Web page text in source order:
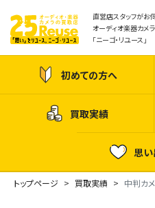
直営店スタッフがお
オーディオ楽器カメ
「ニーゴ・リユース」
初めての方へ
買取実績
思い
トップページ 買取実績 中判カ